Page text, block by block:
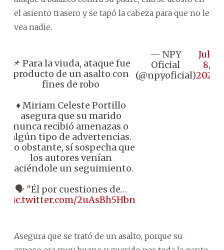
el asiento trasero y se tapó la cabeza para que no le
vea nadie.
📌 Para la viuda, ataque fue
producto de un asalto con
fines de robo
♦️ Miriam Celeste Portillo
asegura que su marido
nunca recibió amenazas o
algún tipo de advertencias.
No obstante, sí sospecha que
los autores venían
haciéndole un seguimiento.
🗣️ "Él por cuestiones de…
pic.twitter.com/2uAsBh5Hbn
— NPY
Oficial
(@npyoficial)
July
8,
2026
Asegura que se trató de un asalto, porque su